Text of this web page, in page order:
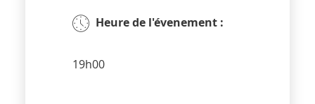
Heure de l'évenement :
19h00